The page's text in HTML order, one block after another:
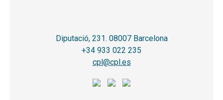
Diputació, 231. 08007 Barcelona
+34 933 022 235
cpl@cpl.es